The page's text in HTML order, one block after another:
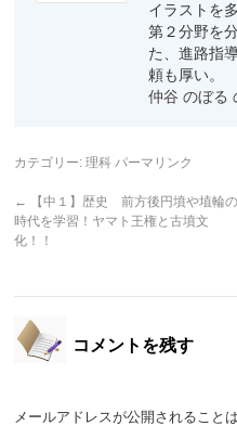
イラストを
第２分野を
た、進路指
頼も厚い。
仲谷 のぼる
カテゴリー:理科 パーマリンク
←
【中１】歴史 前方後円墳や埴輪の
時代を学習！ヤマト王権と古墳文
化！！
コメントを残す
メールアドレスが公開されること